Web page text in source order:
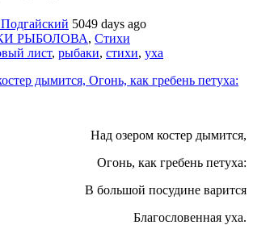
5049 days ago
РЫБОЛОВА, Стихи
лист, рыбаки, стихи, уха
Над озером костер дымится,
Огонь, как гребень петуха:
В большой посудине варится
Благословенная уха.